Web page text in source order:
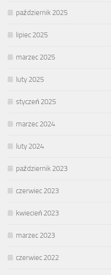
październik 2025
lipiec 2025
marzec 2025
luty 2025
styczeń 2025
marzec 2024
luty 2024
październik 2023
czerwiec 2023
kwiecień 2023
marzec 2023
czerwiec 2022